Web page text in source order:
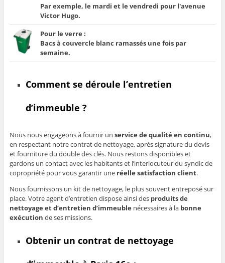
Par exemple, le mardi et le vendredi pour l'avenue
Victor Hugo.
Pour le verre :
Bacs à couvercle blanc ramassés une fois par
semaine.
Comment se déroule l’entretien
d’immeuble ?
Nous nous engageons à fournir un service de qualité en continu,
en respectant notre contrat de nettoyage, après signature du devis
et fourniture du double des clés. Nous restons disponibles et
gardons un contact avec les habitants et l’interlocuteur du syndic de
copropriété pour vous garantir une réelle satisfaction client.
Nous fournissons un kit de nettoyage, le plus souvent entreposé sur
place. Votre agent d’entretien dispose ainsi des produits de
nettoyage et d’entretien d’immeuble nécessaires à la bonne
exécution de ses missions.
Obtenir un contrat de nettoyage